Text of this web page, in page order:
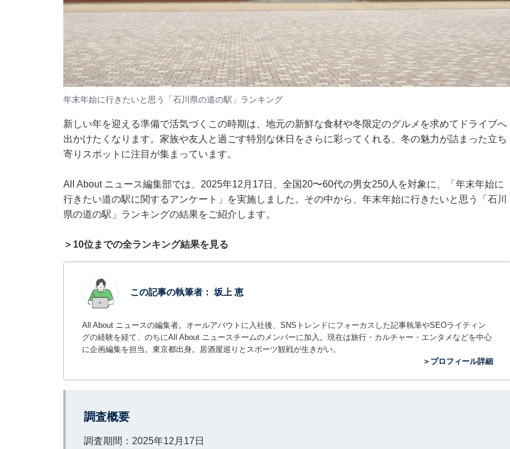
年末年始に行きたいと思う「石川県の道の駅」ランキング
新しい年を迎える準備で活気づくこの時期は、地元の新鮮な食材や冬限定のグルメを求めてドライブへ
出かけたくなります。家族や友人と過ごす特別な休日をさらに彩ってくれる、冬の魅力が詰まった立ち
寄りスポットに注目が集まっています。
All About ニュース編集部では、2025年12月17日、全国20〜60代の男女250人を対象に、「年末年始に
行きたい道の駅に関するアンケート」を実施しました。その中から、年末年始に行きたいと思う「石川
県の道の駅」ランキングの結果をご紹介します。
＞10位までの全ランキング結果を見る
この記事の執筆者： 坂上 恵
All About ニュースの編集者。オールアバウトに入社後、SNSトレンドにフォーカスした記事執筆やSEOライティン
グの経験を経て、のちにAll About ニュースチームのメンバーに加入。現在は旅行・カルチャー・エンタメなどを中心
に企画編集を担当。東京都出身。居酒屋巡りとスポーツ観戦が生きがい。
＞プロフィール詳細
調査概要
調査期間：2025年12月17日